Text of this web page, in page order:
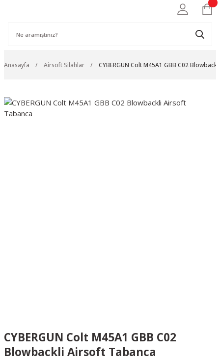
Anasayfa Airsoft Silahlar CYBERGUN Colt M45A1 GBB C02
CYBERGUN Colt M45A1 GBB C02
Blowbackli Airsoft Tabanca